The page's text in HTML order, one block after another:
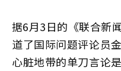
据6月3日的《联合新
道了国际问题评论员
心脏地带的单刀言论